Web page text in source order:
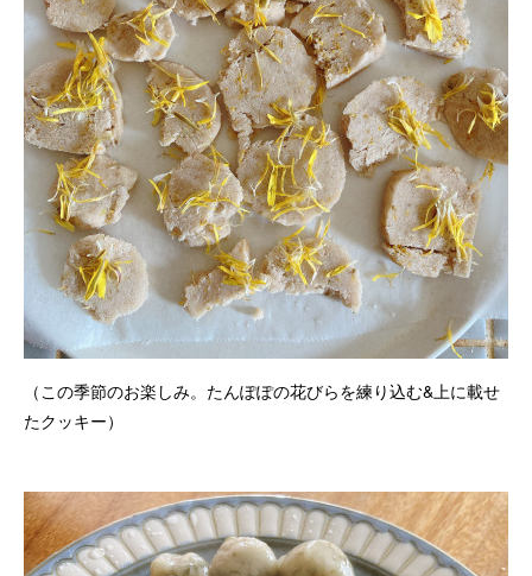
（この季節のお楽しみ。たんぽぽの花びらを練り込む&上に載せ
たクッキー）